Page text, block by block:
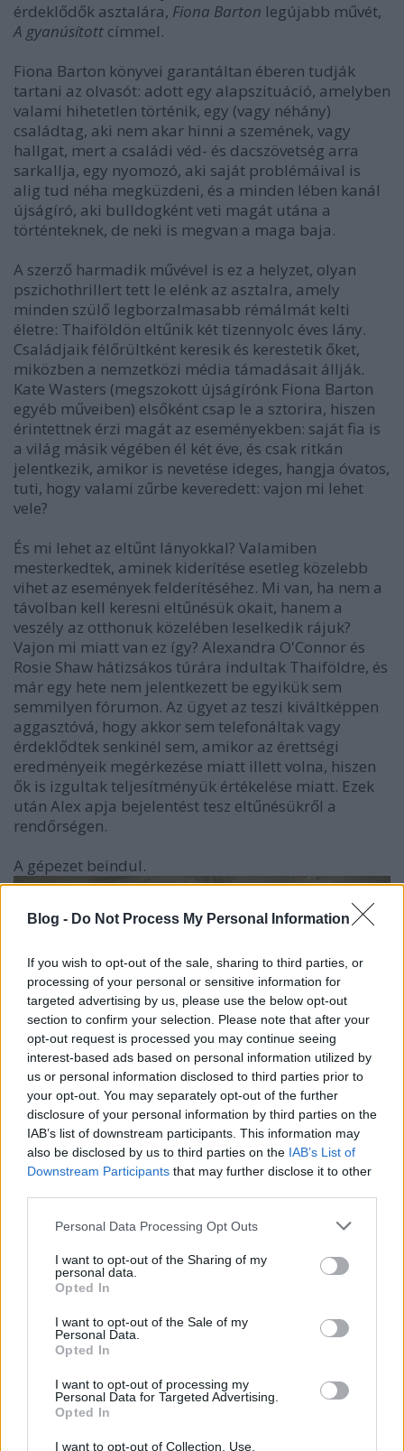
Blog - Do Not Process My Personal Information
If you wish to opt-out of the sale, sharing to third parties, or
processing of your personal or sensitive information for
targeted advertising by us, please use the below opt-out
section to confirm your selection. Please note that after your
opt-out request is processed you may continue seeing
interest-based ads based on personal information utilized by
us or personal information disclosed to third parties prior to
your opt-out. You may separately opt-out of the further
disclosure of your personal information by third parties on the
IAB’s list of downstream participants. This information may
also be disclosed by us to third parties on the IAB’s List of
Downstream Participants that may further disclose it to other
Please note that this website/app uses one or more Google
not limited to your visit or usage behaviour. You may click to
grant or deny consent to Google and its third-party tags to
use your data for below specified purposes in below Google
consent section.
Personal Data Processing Opt Outs
I want to opt-out of the Sharing of my
personal data.
Opted In
I want to opt-out of the Sale of my
Personal Data.
Opted In
I want to opt-out of processing my
Personal Data for Targeted Advertising.
Opted In
I want to opt-out of Collection, Use,
érdeklődők asztalára, Fiona Barton legújabb művét,
A gyanúsított címmel.
Fiona Barton könyvei garantáltan éberen tudják
tartani az olvasót: adott egy alapszituáció, amelyben
valami hihetetlen történik, egy (vagy néhány)
családtag, aki nem akar hinni a szemének, vagy
hallgat, mert a családi véd- és dacszövetség arra
sarkallja, egy nyomozó, aki saját problémáival is
alig tud néha megküzdeni, és a minden lében kanál
újságíró, aki bulldogként veti magát utána a
történteknek, de neki is megvan a maga baja.
A szerző harmadik művével is ez a helyzet, olyan
pszichothrillert tett le elénk az asztalra, amely
minden szülő legborzalmasabb rémálmát kelti
életre: Thaiföldön eltűnik két tizennyolc éves lány.
Családjaik félőrültként keresik és kerestetik őket,
miközben a nemzetközi média támadásait állják.
Kate Wasters (megszokott újságírónk Fiona Barton
egyéb műveiben) elsőként csap le a sztorira, hiszen
érintettnek érzi magát az eseményekben: saját fia is
a világ másik végében él két éve, és csak ritkán
jelentkezik, amikor is nevetése ideges, hangja óvatos,
tuti, hogy valami zűrbe keveredett: vajon mi lehet
vele?
És mi lehet az eltűnt lányokkal? Valamiben
mesterkedtek, aminek kiderítése esetleg közelebb
vihet az események felderítéséhez. Mi van, ha nem a
távolban kell keresni eltűnésük okait, hanem a
veszély az otthonuk közelében leselkedik rájuk?
Vajon mi miatt van ez így? Alexandra O'Connor és
Rosie Shaw hátizsákos túrára indultak Thaiföldre, és
már egy hete nem jelentkezett be egyikük sem
semmilyen fórumon. Az ügyet az teszi kiváltképpen
aggasztóvá, hogy akkor sem telefonáltak vagy
érdeklődtek senkinél sem, amikor az érettségi
eredményeik megérkezése miatt illett volna, hiszen
ők is izgultak teljesítményük értékelése miatt. Ezek
után Alex apja bejelentést tesz eltűnésükről a
rendőrségen.
A gépezet beindul.
A szerző, Fiona Barton
A szerző több szereplő nézőpontját osztja meg az
olvasóval, mindig egy kicsit többet csöpögtetve a fő
szálról (hol vannak a lányok, mi történt velük),
miközben a rendőr nyomorát ecseteli (tumoros
lányok családjainak reakcióit, mozgatórugóit és
reagálásait bármiben, ami az üggyel kapcsolatban
váltogatja, hanem az idő sem lineáris a regényben:
hol a jelenben járunk, hol visszaugrunk egy-egy
fontos momentumhoz. A lányok múltjának be-
beszúrásakor figyelmesebben kell olvasnunk,
sokszor el lehet(ne) siklani a lényeg felett. Az eltűnési
ügy igazi nyomozója az újságíró, a rendőrség pedig
mintha csak díszként venne részt az egészben, hogy